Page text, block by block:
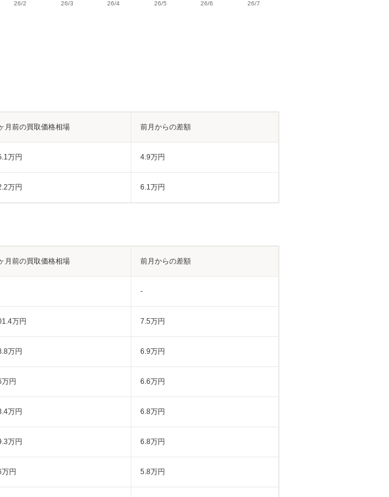
月前の買取価格相場 前月からの差額
万円 4.9万円
万円 6.1万円
月前の買取価格相場 前月からの差額
-
万円 7.5万円
万円 6.9万円
円 6.6万円
万円 6.8万円
万円 6.8万円
円 5.8万円